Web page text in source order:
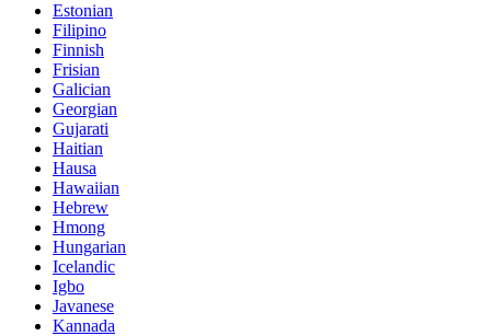
Estonian
Filipino
Finnish
Frisian
Galician
Georgian
Gujarati
Haitian
Hausa
Hawaiian
Hebrew
Hmong
Hungarian
Icelandic
Igbo
Javanese
Kannada